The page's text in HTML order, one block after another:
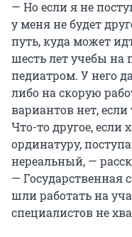
— Но если я не
у меня не будет
путь, куда может
шесть лет учебы на
педиатром. У него
либо на скорую
вариантов нет,
Что-то другое, если
ординатуру,
нереальный, —
— Государственная
шли работать на
специалистов не